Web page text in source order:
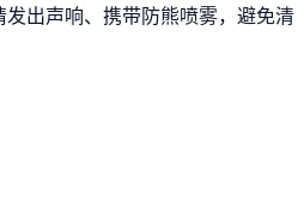
出声响、携带防熊喷雾，避免清